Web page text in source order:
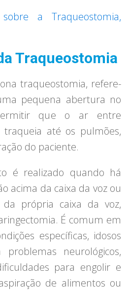
a Traqueostomia,
Traqueostomia
traqueostomia, refere-
pequena abertura no
que o ar entre
até os pulmões,
do paciente.
é realizado quando há
acima da caixa da voz ou
própria caixa da voz,
É comum em
específicas, idosos
neurológicos,
para engolir e
de alimentos ou